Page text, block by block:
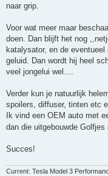
naar grip.
Voor wat meer maar
doen. Dan blijft het nog
katalysator, en de
geluid. Dan wordt hij heel
veel jongelui wel....
Verder kun je natuurlijk
spoilers, diffuser, tinten etc
Ik vind een OEM auto met
dan die uitgebouwde Golfjes
Succes!
Current: Tesla Model 3